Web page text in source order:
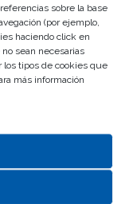
sobre la base
(por ejemplo,
haciendo click en
no sean necesarias
los tipos de cookies que
más información